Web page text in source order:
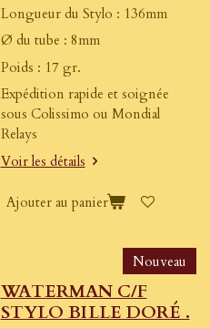
Longueur du Stylo : 136mm
Ø du tube : 8mm
Poids : 17 gr.
Expédition rapide et soignée
sous Colissimo ou Mondial
Relays
Voir les détails
Ajouter au panier
Nouveau
WATERMAN C/F
STYLO BILLE DORÉ .